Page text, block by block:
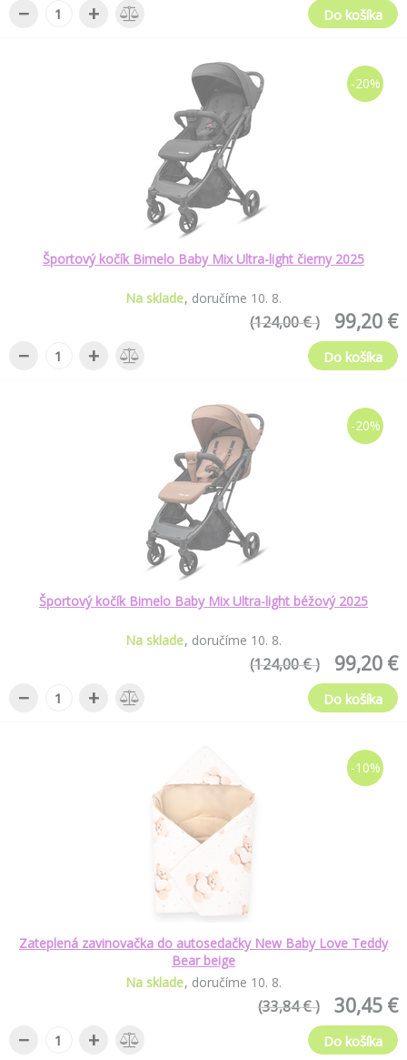
− + Do košíka
-20%
Športový kočík Bimelo Baby Mix Ultra-light čierny 2025
Na sklade doručíme 10. 8.
99,20 €
(124,00 € )
− + Do košíka
-20%
Športový kočík Bimelo Baby Mix Ultra-light béžový 2025
Na sklade doručíme 10. 8.
99,20 €
(124,00 € )
− + Do košíka
-10%
Zateplená zavinovačka do autosedačky New Baby Love Teddy
Bear beige
Na sklade doručíme 10. 8.
30,45 €
(33,84 € )
− + Do košíka